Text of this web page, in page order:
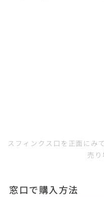
スフィンクス口を正面にみ
売り
窓口で購入方法